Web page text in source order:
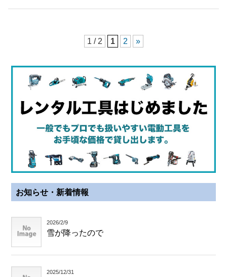
1 / 2 1 2 »
お知らせ・新着情報
2026/2/9
雪が降ったので
2025/12/31